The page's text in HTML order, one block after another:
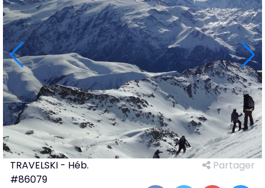
TRAVELSKI - Héb.
#86079
Partager